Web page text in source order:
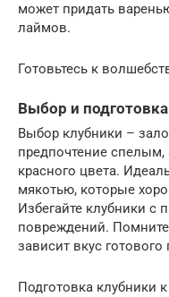
может придать
лаймов.
Готовьтесь к
Выбор и
Выбор клубники –
предпочтение
красного цвета.
мякотью, которые
Избегайте клубники с
повреждений.
зависит вкус готового
Подготовка клубники